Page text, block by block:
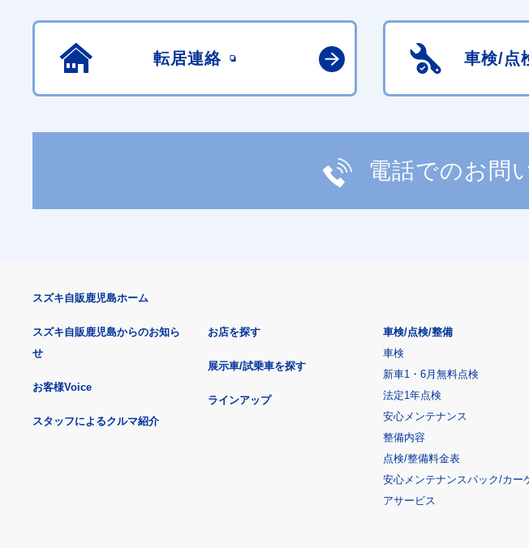
転居連絡 車検/点
電話でのお問
スズキ自販鹿児島ホーム
スズキ自販鹿児島からのお知ら
せ
お客様Voice
スタッフによるクルマ紹介
お店を探す
展示車/試乗車を探す
ラインアップ
車検/点検/整備
車検
新車1・6月無料点検
法定1年点検
安心メンテナンス
整備内容
点検/整備料金表
安心メンテナンスパック/カー
アサービス